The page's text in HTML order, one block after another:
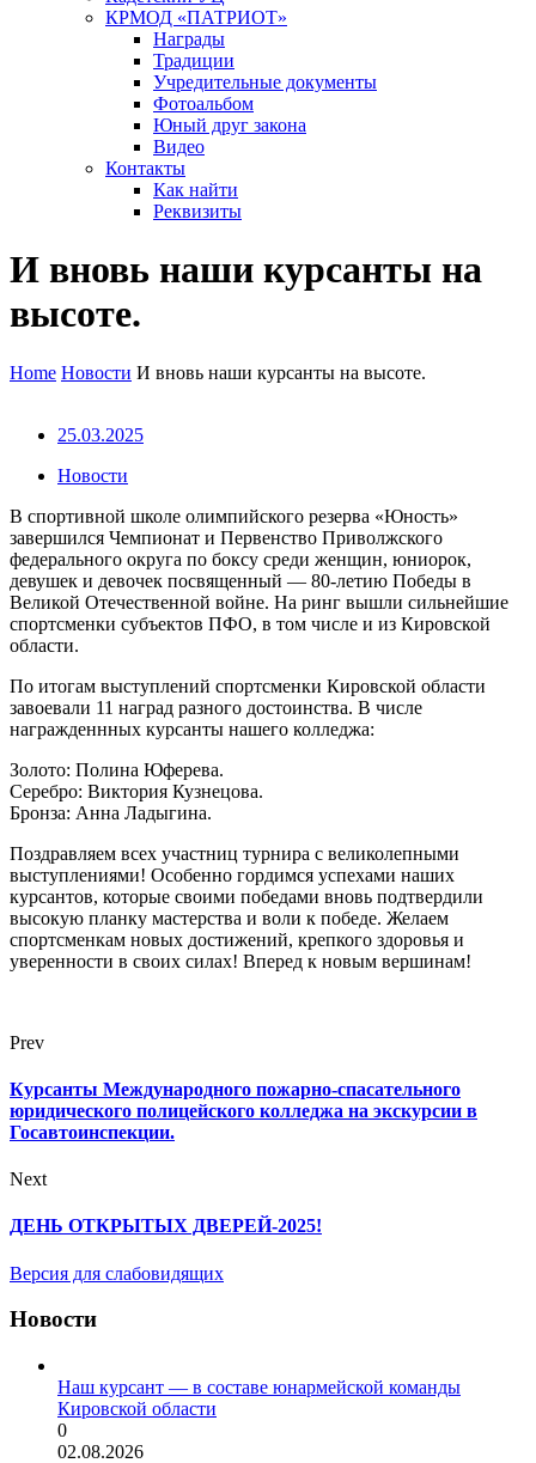
КРМОД «ПАТРИОТ»
Награды
Традиции
Учредительные документы
Фотоальбом
Юный друг закона
Видео
Контакты
Как найти
Реквизиты
И вновь наши курсанты на
высоте.
Home Новости И вновь наши курсанты на высоте.
25.03.2025
Новости
В спортивной школе олимпийского резерва «Юность»
завершился Чемпионат и Первенство Приволжского
федерального округа по боксу среди женщин, юниорок,
девушек и девочек посвященный — 80-летию Победы в
Великой Отечественной войне. На ринг вышли сильнейшие
спортсменки субъектов ПФО, в том числе и из Кировской
области.
По итогам выступлений спортсменки Кировской области
завоевали 11 наград разного достоинства. В числе
награжденнных курсанты нашего колледжа:
Золото: Полина Юферева.
Серебро: Виктория Кузнецова.
Бронза: Анна Ладыгина.
Поздравляем всех участниц турнира с великолепными
выступлениями! Особенно гордимся успехами наших
курсантов, которые своими победами вновь подтвердили
высокую планку мастерства и воли к победе. Желаем
спортсменкам новых достижений, крепкого здоровья и
уверенности в своих силах! Вперед к новым вершинам!
Prev
Курсанты Международного пожарно-спасательного
юридического полицейского колледжа на экскурсии в
Госавтоинспекции.
Next
ДЕНЬ ОТКРЫТЫХ ДВЕРЕЙ-2025!
Версия для слабовидящих
Новости
Наш курсант — в составе юнармейской команды
Кировской области
0
02.08.2026